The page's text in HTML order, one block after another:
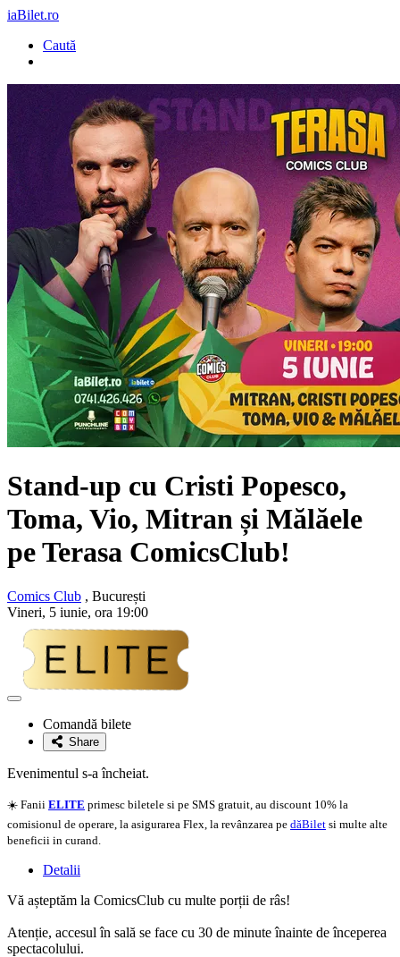
iaBilet.ro
Caută
Stand-up cu Cristi Popesco,
Toma, Vio, Mitran și Mălăele
pe Terasa ComicsClub!
Comics Club , București
Vineri, 5 iunie, ora 19:00
Adaugă
favoriteComandă bilete
Share
Evenimentul s-a încheiat.
☀️ Fanii ELITE primesc biletele si pe SMS gratuit, au discount 10% la
comisionul de operare, la asigurarea Flex, la revânzarea pe dăBilet si multe alte
beneficii in curand.
Detalii
Vă așteptăm la ComicsClub cu multe porții de râs!
Atenție, accesul în sală se face cu 30 de minute înainte de începerea
spectacolului.